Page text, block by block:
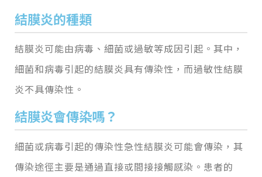
結膜炎的種類
結膜炎可能由病毒、細菌或過敏等成因引起。其中，
細菌和病毒引起的結膜炎具有傳染性，而過敏性結膜
炎不具傳染性。
結膜炎會傳染嗎？
細菌或病毒引起的傳染性急性結膜炎可能會傳染，其
傳染途徑主要是通過直接或間接接觸感染。患者的